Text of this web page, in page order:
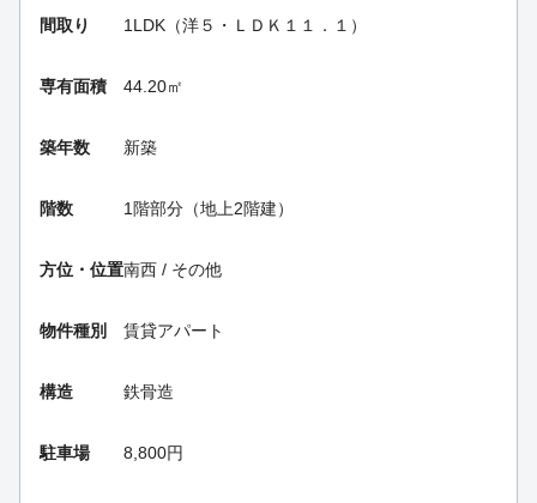
間取り 1LDK（洋５・ＬＤＫ１１．１）
専有面積 44.20㎡
築年数 新築
階数 1階部分（地上2階建）
方位・位置南西 / その他
物件種別 賃貸アパート
構造 鉄骨造
駐車場 8,800円